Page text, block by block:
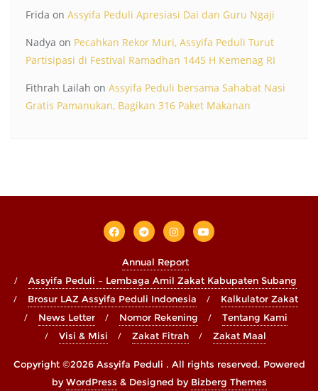
Frida on Assyifa Peduli Apresiasi Dai dan Guru Ngaji
Nadya on Pecahkan Rekor Muri, Assyifa Peduli Turut
Partisipasi di Festival Ramadhan 1445 H Kemenag RI
Fithrah Lailah on Assyifa Peduli bersama Sahabat Nasi
Gratis Pamanukan, Bagikan 316 Paket Makanan
Annual Report
Assyifa Peduli – Lembaga Amil Zakat Kabupaten Subang
Brosur LAZ Assyifa Peduli Indonesia
Kalkulator Zakat
News Letter
Nomor Rekening
Tentang Kami
Visi & Misi
Zakat Fitrah Zakat Maal
Copyright ©2026 Assyifa Peduli . All rights reserved. Powered
byWordPress & Designed by Bizberg Themes